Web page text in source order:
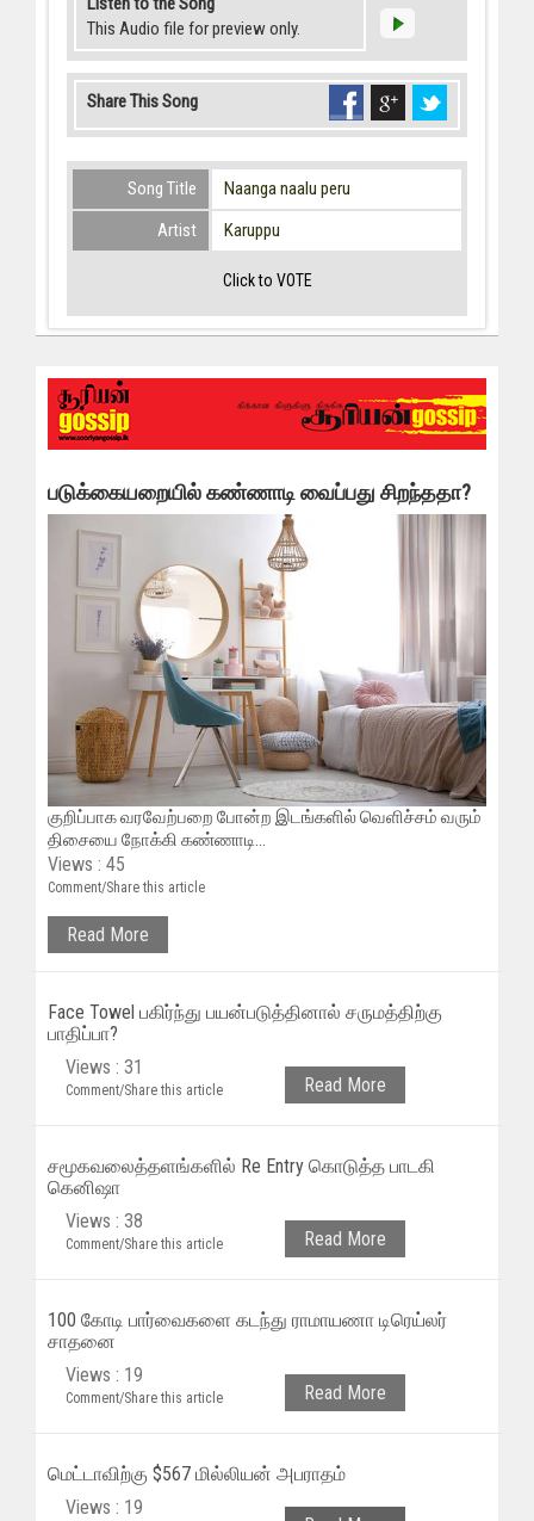
This Audio file for preview only.
Share This Song
Song Title
Naanga naalu peru
Artist
Karuppu
Click to VOTE
படுக்கையறையில் கண்ணாடி வைப்பது சிறந்ததா?
குறிப்பாக வரவேற்பறை போன்ற இடங்களில் வெளிச்சம் வரும்
திசையை நோக்கி கண்ணாடி...
Views : 45
Comment/Share this article
Read More
Face Towel பகிர்ந்து பயன்படுத்தினால் சருமத்திற்கு
பாதிப்பா?
Views : 31
Comment/Share this article Read More
சமூகவலைத்தளங்களில் Re Entry கொடுத்த பாடகி
கெனிஷா
Views : 38
Comment/Share this article Read More
100 கோடி பார்வைகளை கடந்து ராமாயணா டிரெய்லர்
சாதனை
Views : 19
Comment/Share this article Read More
மெட்டாவிற்கு $567 மில்லியன் அபராதம்
Views : 19